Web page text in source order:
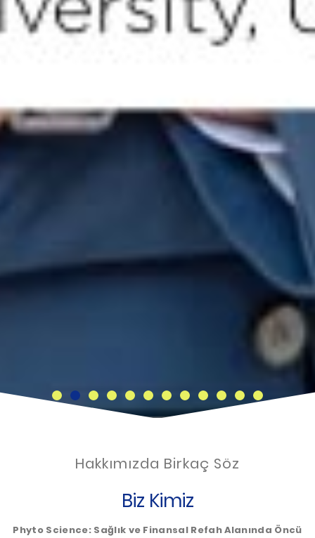
Hakkımızda Birkaç Söz
Biz Kimiz
Phyto Science: Sağlık ve Finansal Refah Alanında Öncü